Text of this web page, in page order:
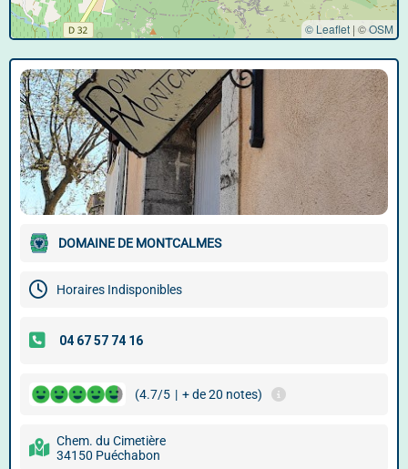
© Leaflet | ©OSM
DOMAINE DE MONTCALMES
Horaires Indisponibles
(4.7/5 | + de 20 notes)
Chem. du Cimetière
34150 Puéchabon